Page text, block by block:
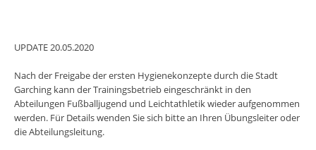
UPDATE 20.05.2020
Nach der Freigabe der ersten Hygienekonzepte durch die Stadt
Garching kann der Trainingsbetrieb eingeschränkt in den
Abteilungen Fußballjugend und Leichtathletik wieder aufgenommen
werden. Für Details wenden Sie sich bitte an Ihren Übungsleiter oder
die Abteilungsleitung.